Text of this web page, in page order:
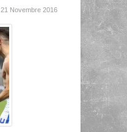
21 Novembre 2016